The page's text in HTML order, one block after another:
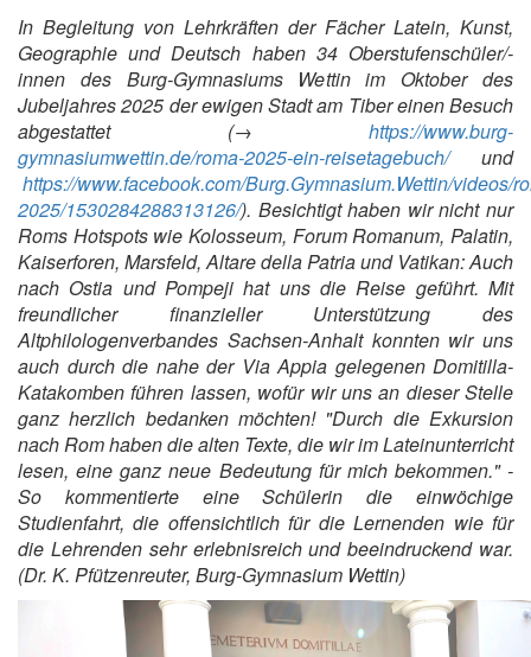
In Begleitung von Lehrkräften der Fächer Latein, Kunst,
Geographie und Deutsch haben 34 Oberstufenschüler/-
innen des Burg-Gymnasiums Wettin im Oktober des
Jubeljahres 2025 der ewigen Stadt am Tiber einen Besuch
abgestattet (→ https://www.burg-
gymnasiumwettin.de/roma-2025-ein-reisetagebuch/und
https://www.facebook.com/Burg.Gymnasium.Wettin/videos/
2025/1530284288313126/). Besichtigt haben wir nicht nur
Roms Hotspots wie Kolosseum, Forum Romanum, Palatin,
Kaiserforen, Marsfeld, Altare della Patria und Vatikan: Auch
nach Ostia und Pompeji hat uns die Reise geführt. Mit
freundlicher finanzieller Unterstützung des
Altphilologenverbandes Sachsen-Anhalt konnten wir uns
auch durch die nahe der Via Appia gelegenen Domitilla-
Katakomben führen lassen, wofür wir uns an dieser Stelle
ganz herzlich bedanken möchten! "Durch die Exkursion
nach Rom haben die alten Texte, die wir im Lateinunterricht
lesen, eine ganz neue Bedeutung für mich bekommen." -
So kommentierte eine Schülerin die einwöchige
Studienfahrt, die offensichtlich für die Lernenden wie für
die Lehrenden sehr erlebnisreich und beeindruckend war.
(Dr. K. Pfützenreuter, Burg-Gymnasium Wettin)